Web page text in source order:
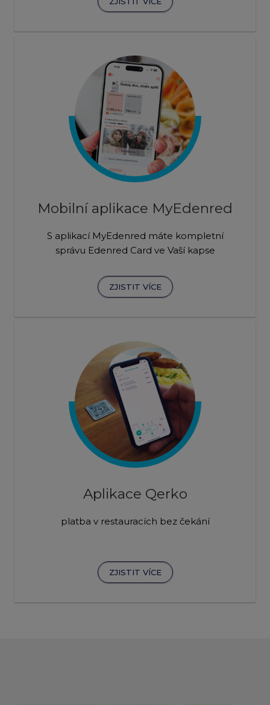
Mobilní aplikace MyEdenred
S aplikací MyEdenred máte kompletní
správu Edenred Card ve Vaší kapse
ZJISTIT VÍCE
Aplikace Qerko
platba v restauracích bez čekání
ZJISTIT VÍCE